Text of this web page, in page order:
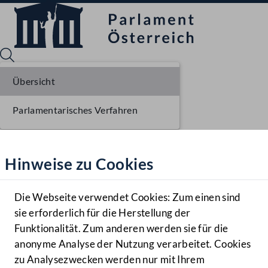
Hilfe
Benutzer
Navigationsmenü öffnen
MENÜ
Hinweise zu Cookies
Die Webseite verwendet Cookies: Zum einen sind
sie erforderlich für die Herstellung der
Funktionalität. Zum anderen werden sie für die
anonyme Analyse der Nutzung verarbeitet. Cookies
zu Analysezwecken werden nur mit Ihrem
Übersicht
Parlamentarisches Verfahren